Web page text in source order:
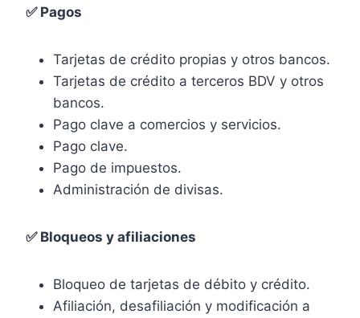
✅ Pagos
Tarjetas de crédito propias y otros bancos.
Tarjetas de crédito a terceros BDV y otros
bancos.
Pago clave a comercios y servicios.
Pago clave.
Pago de impuestos.
Administración de divisas.
✅ Bloqueos y afiliaciones
Bloqueo de tarjetas de débito y crédito.
Afiliación, desafiliación y modificación a